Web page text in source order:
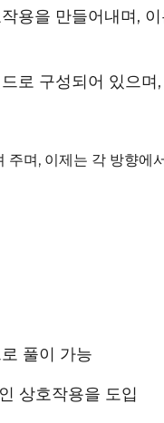
용을 만들어내며,
로 구성되어 있으
며, 이제는 각 방향에
풀이 가능
상호작용을 도입